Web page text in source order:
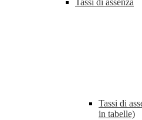
Tassi di assenza
Tassi di
in tabelle)